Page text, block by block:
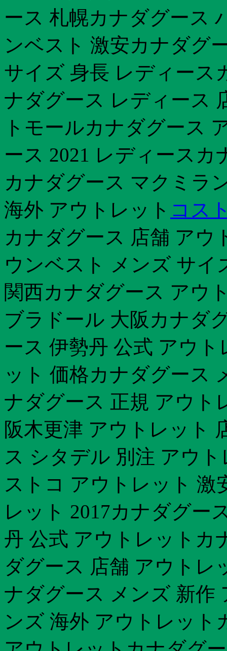
ース 札幌カナダグース
ンベスト 激安カナダグ
サイズ 身長 レディース
ナダグース レディース
トモールカナダグース
ース 2021 レディース
カナダグース マクミラ
海外 アウトレット コス
カナダグース 店舗 アウ
ウンベスト メンズ サ
関西カナダグース アウ
ブラドール 大阪カナダ
ース 伊勢丹 公式 アウ
ット 価格カナダグース
ナダグース 正規 アウト
阪木更津 アウトレット
ス シタデル 別注 アウ
ストコ アウトレット 激
レット 2017カナダグー
丹 公式 アウトレットカ
ダグース 店舗 アウトレ
ナダグース メンズ 新作
ンズ 海外 アウトレット